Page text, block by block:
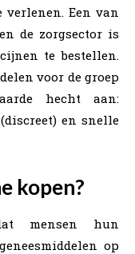
Een van
de zorgsector is
te bestellen.
voor de groep
hecht aan:
en snelle
kopen?
mensen hun
op